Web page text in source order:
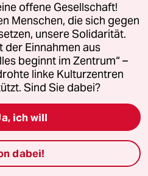
offene Gesellschaft!
Menschen, die sich gegen
unsere Solidarität.
der Einnahmen aus
beginnt im Zentrum“ –
linke Kulturzentren
Sind Sie dabei?
ich will
dabei!